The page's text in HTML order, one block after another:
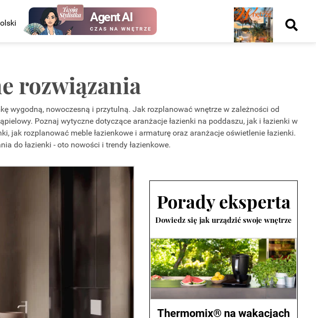
Agent AI
CZAS NA WNĘTRZE
Nowy
numer
numer
Wydanie papierowe
numer
Wydanie cyfrowe
rozwiązania
wygodną, nowoczesną i przytulną. Jak rozplanować wnętrze w zależności od
Poznaj wytyczne dotyczące aranżacje łazienki na poddaszu, jak i łazienki w
jak rozplanować meble łazienkowe i armaturę oraz aranżacje oświetlenie łazienki.
do łazienki - oto nowości i trendy łazienkowe.
Porady eksperta
Dowiedz się jak urządzić swoje wnętrze
Thermomix® na wakacjach